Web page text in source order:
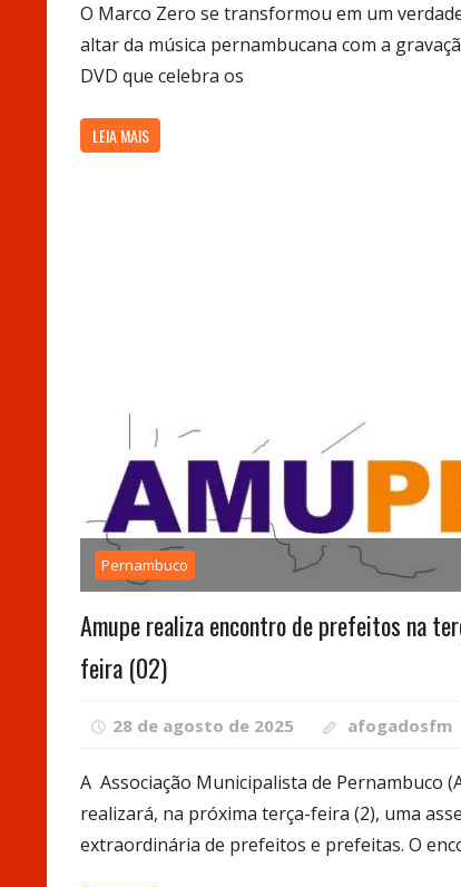
O Marco Zero se transformou em um
altar da música pernambucana com a
DVD que celebra os
LEIA MAIS
Pernambuco
Amupe realiza encontro de prefeitos na
feira (02)
28 de agosto de 2025 afogadosfm
A Associação Municipalista de Pernambuco
realizará, na próxima terça-feira (2), uma
extraordinária de prefeitos e prefeitas. O